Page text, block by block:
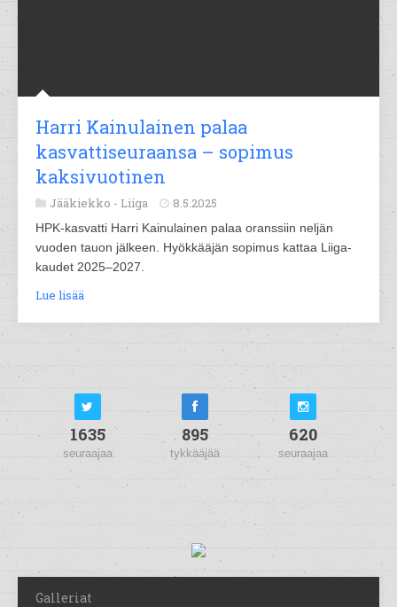
Harri Kainulainen palaa
kasvattiseuraansa – sopimus
kaksivuotinen
Jääkiekko - Liiga 8.5.2025
HPK-kasvatti Harri Kainulainen palaa oranssiin neljän
vuoden tauon jälkeen. Hyökkääjän sopimus kattaa Liiga-
kaudet 2025–2027.
Lue lisää
1635
seuraajaa
895
tykkääjää
620
seuraajaa
Galleriat